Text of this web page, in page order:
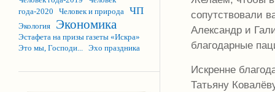
года-2020
Человек и природа ЧП
Экология Экономика
Эстафета на призы газеты «Искра»
Это мы, Господи... Эхо праздника
сопутствовали
Александр и
благодарные
Искренне
Татьяну